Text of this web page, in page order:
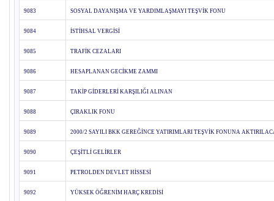
9083 SOSYAL DAYANIŞMA VE YARDIMLAŞMAYI TEŞVİK FONU
9084 İSTİHSAL VERGİSİ
9085 TRAFİK CEZALARI
9086 HESAPLANAN GECİKME ZAMMI
9087 TAKİP GİDERLERİ KARŞILIĞI ALINAN
9088 ÇIRAKLIK FONU
9089 2000/2 SAYILI BKK GEREĞİNCE YATIRIMLARI TEŞVİK FONUNA
9090 ÇEŞİTLİ GELİRLER
9091 PETROLDEN DEVLET HİSSESİ
9092 YÜKSEK ÖĞRENİM HARÇ KREDİSİ